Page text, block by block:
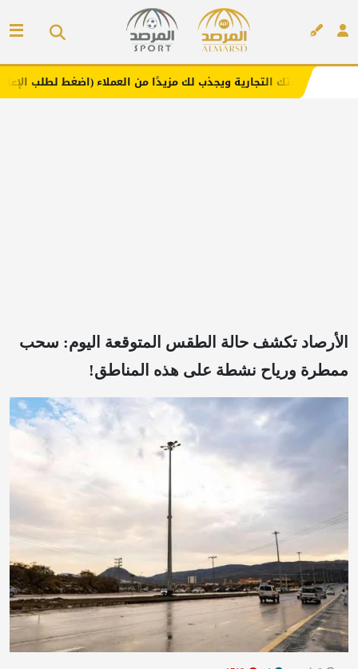
ويجذب لك مزيدًا من العملاء (اضغط لطلب الإعلان)
الأرصاد تكشف حالة الطقس المتوقعة اليوم: سحب
ممطرة ورياح نشطة على هذه المناطق!